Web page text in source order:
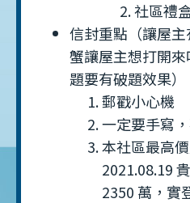
社區禮
信封重點（讓屋
蟹讓屋主想打開
題要有破題效果）
郵戳小心機
一定要手寫
本社區最高
2021.08.19
2350 萬，實